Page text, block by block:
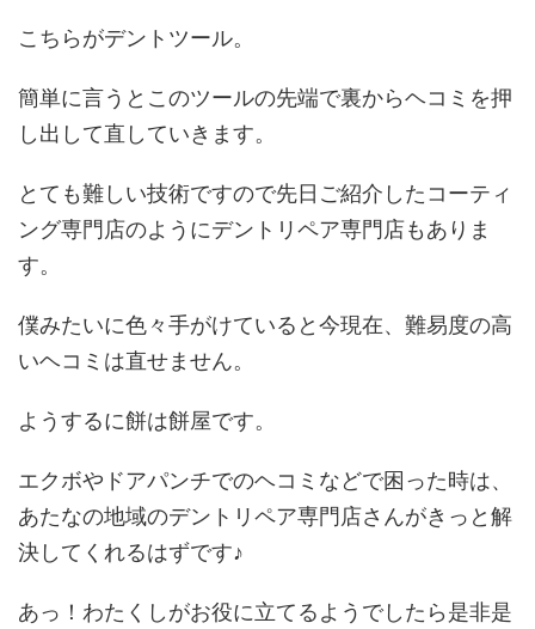
こちらがデントツール。
簡単に言うとこのツールの先端で裏からヘコミを押
し出して直していきます。
とても難しい技術ですので先日ご紹介したコーティ
ング専門店のようにデントリペア専門店もありま
す。
僕みたいに色々手がけていると今現在、難易度の高
いヘコミは直せません。
ようするに餅は餅屋です。
エクボやドアパンチでのヘコミなどで困った時は、
あたなの地域のデントリペア専門店さんがきっと解
決してくれるはずです♪
あっ！わたくしがお役に立てるようでしたら是非是